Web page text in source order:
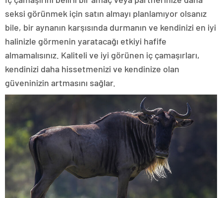
seksi görünmek için satın almayı planlamıyor olsanız
bile, bir aynanın karşısında durmanın ve kendinizi en iyi
halinizle görmenin yaratacağı etkiyi hafife
almamalısınız. Kaliteli ve iyi görünen iç çamaşırları,
kendinizi daha hissetmenizi ve kendinize olan
güveninizin artmasını sağlar.